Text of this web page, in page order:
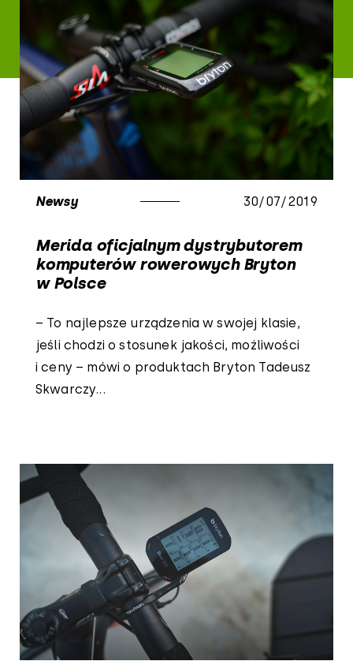
Newsy 30/07/2019
Merida oficjalnym dystrybutorem
komputerów rowerowych Bryton
w Polsce
– To najlepsze urządzenia w swojej klasie,
jeśli chodzi o stosunek jakości, możliwości
i ceny – mówi o produktach Bryton Tadeusz
Skwarczy...